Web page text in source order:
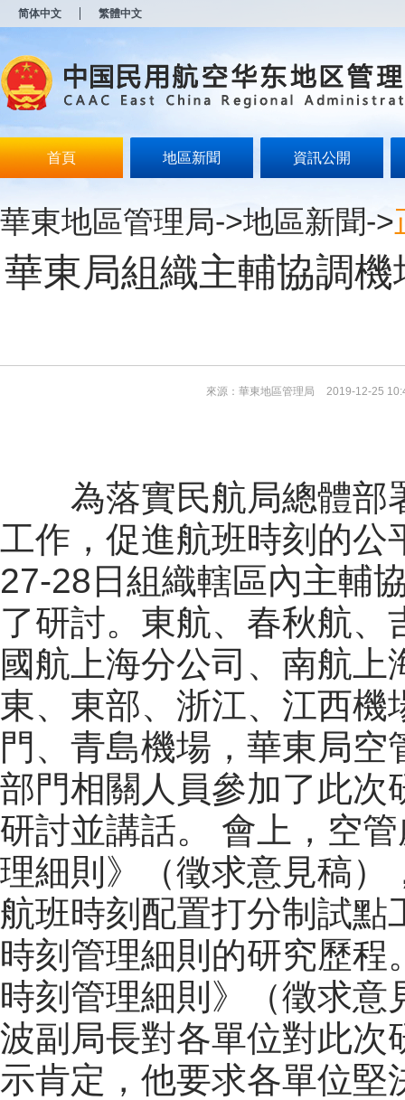
简体中文 繁體中文
首頁 地區新聞 資訊公開
華東地區管理局->地區新聞->
華東局組織主輔協調
來源：華東地區管理局 2019-12-25
為落實民航局總體部
工作，促進航班時刻的公
27-28 日組織轄區內主輔
了研討。東航、春秋航
國航上海分公司、南航
東、東部、浙江、江西機
門、青島機場，華東局
部門相關人員參加了此次
研討並講話。
會上，空
理細則》（徵求意見稿）
航班時刻配置打分制試點
時刻管理細則的研究歷
時刻管理細則》（徵求
波副局長對各單位對此次
示肯定，他要求各單位堅
开
无
障
说
明
Alt
加
浪
键
模